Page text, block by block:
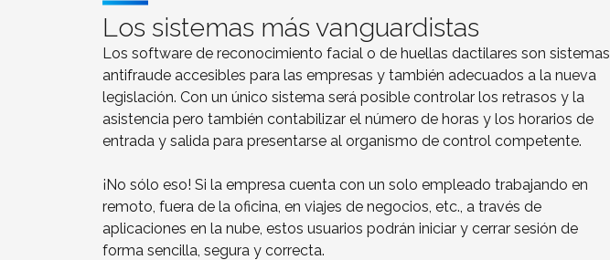
Los sistemas más vanguardistas
Los software de reconocimiento facial o de huellas dactilares son sistemas
antifraude accesibles para las empresas y también adecuados a la nueva
legislación. Con un único sistema será posible controlar los retrasos y la
asistencia pero también contabilizar el número de horas y los horarios de
entrada y salida para presentarse al organismo de control competente.
¡No sólo eso! Si la empresa cuenta con un solo empleado trabajando en
remoto, fuera de la oficina, en viajes de negocios, etc., a través de
aplicaciones en la nube, estos usuarios podrán iniciar y cerrar sesión de
forma sencilla, segura y correcta.